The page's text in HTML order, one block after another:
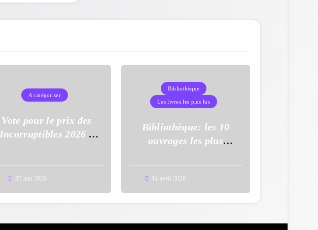
A catégoriser
Vote pour le prix des
Incorruptibles 2026 à
27 mai 2026
Bibliothèque
Les livres les plus lus
Bibliothèque: les 10
ouvrages les plus
14 avril 2026